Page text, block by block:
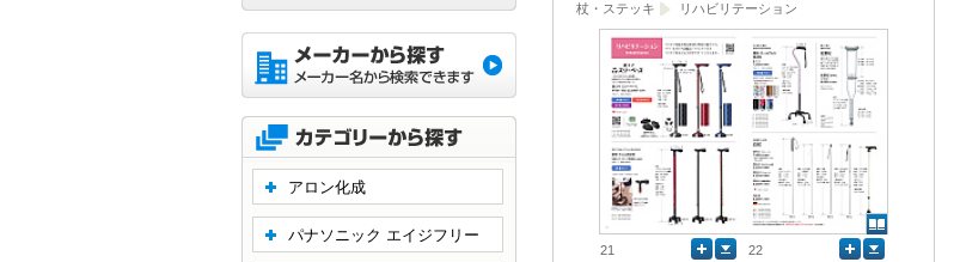
杖・ステッキ リハビリテーション
21 22
アロン化成
パナソニック エイジフリー